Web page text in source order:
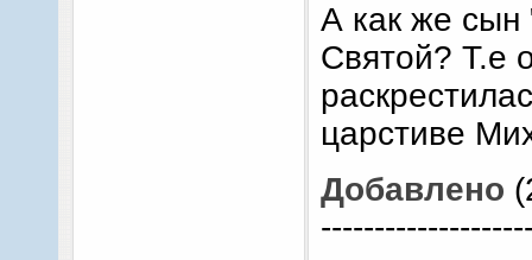
А как же
Святой? Т.е
царстиве
Добавлено